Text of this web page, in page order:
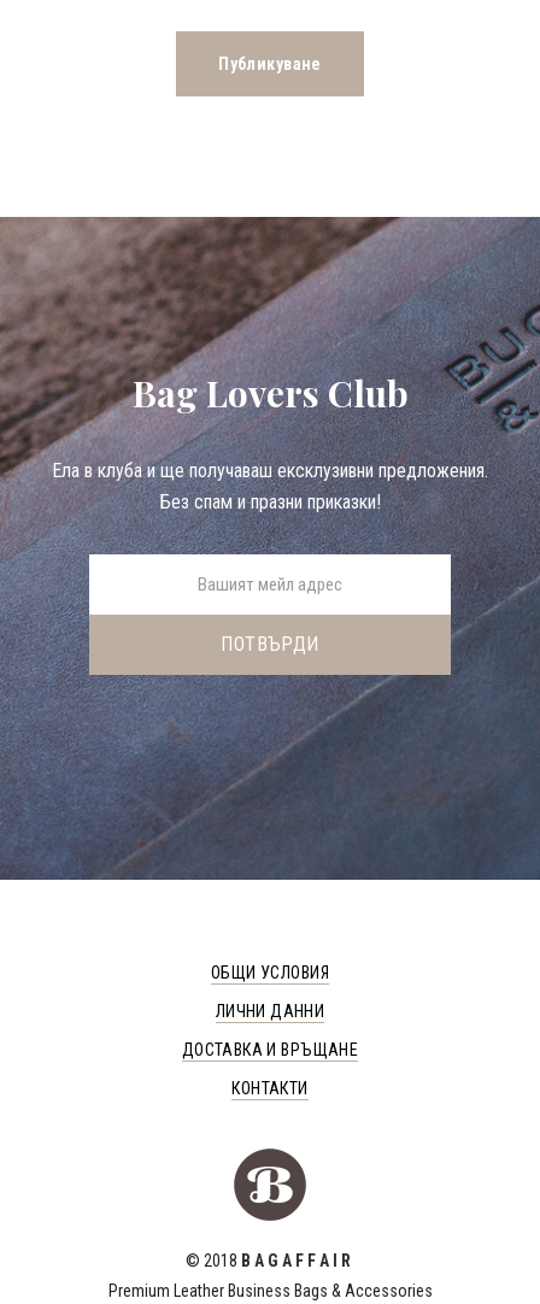
Bag Lovers Club
Eла в клуба и ще получаваш ексклузивни предложения.
Без спам и празни приказки!
ОБЩИ УСЛОВИЯ
ЛИЧНИ ДАННИ
ДОСТАВКА И ВРЪЩАНЕ
КОНТАКТИ
© 2018 B A G A F F A I R
Premium Leather Business Bags & Accessories